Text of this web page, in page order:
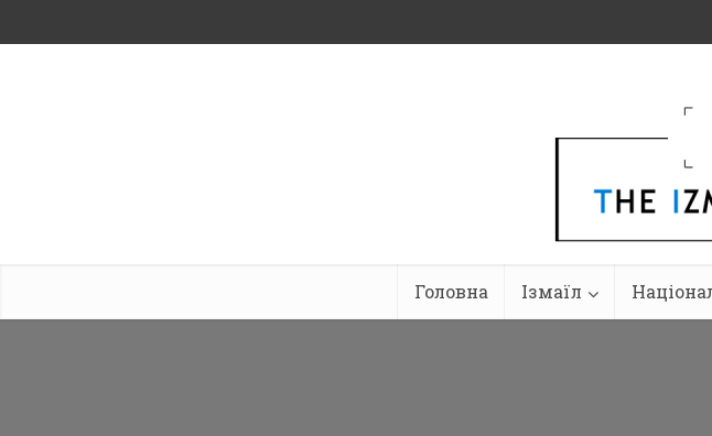
Головна Ізмаїл